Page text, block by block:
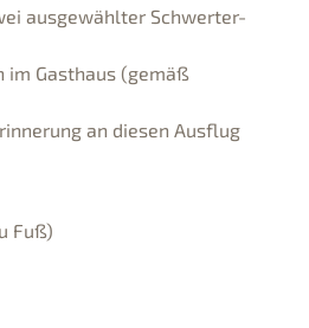
ausgewählter Schwerter-
im Gasthaus (gemäß
an diesen Ausflug
Fuß)